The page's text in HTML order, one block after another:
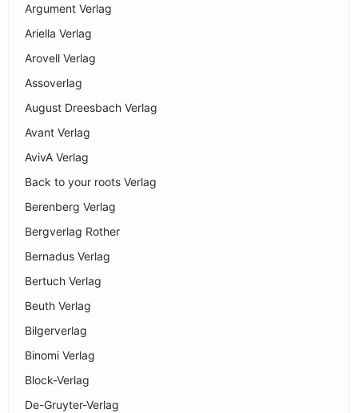
Argument Verlag
Ariella Verlag
Arovell Verlag
Assoverlag
August Dreesbach Verlag
Avant Verlag
AvivA Verlag
Back to your roots Verlag
Berenberg Verlag
Bergverlag Rother
Bernadus Verlag
Bertuch Verlag
Beuth Verlag
Bilgerverlag
Binomi Verlag
Block-Verlag
De-Gruyter-Verlag